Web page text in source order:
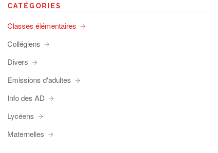
CATÉGORIES
Classes élémentaires
Collégiens
Divers
Emissions d'adultes
Info des AD
Lycéens
Maternelles